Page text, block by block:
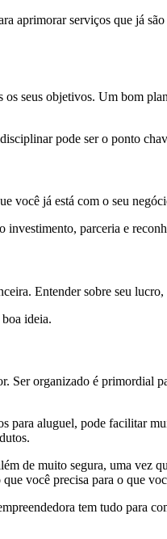
aprimorar serviços que já
seus objetivos. Um bom
pode ser o ponto
você já está com o seu
parceria e
Entender sobre seu
ideia.
Ser organizado é
para aluguel, pode facilitar
de muito segura, uma
você precisa para o que
tem tudo para